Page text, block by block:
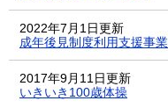
2022年7月1日更新
成年後見制度利用支援事
2017年9月11日更新
いきいき100歳体操